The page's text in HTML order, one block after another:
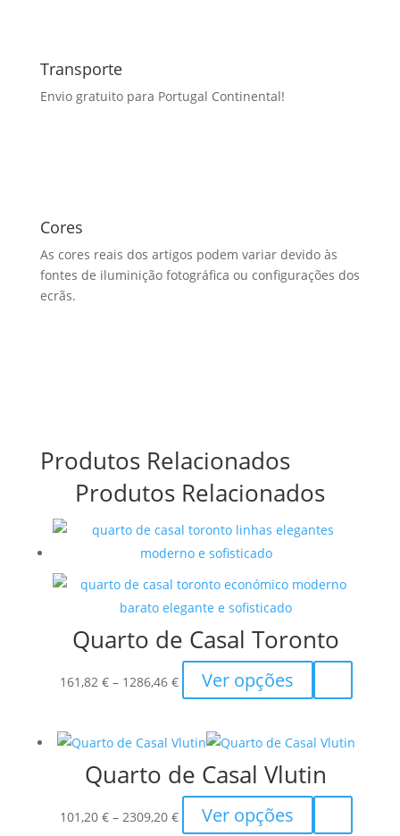
Transporte
Envio gratuito para Portugal Continental!
Cores
As cores reais dos artigos podem variar devido às
fontes de iluminição fotográfica ou configurações dos
ecrãs.
Produtos Relacionados
Produtos Relacionados
Quarto de Casal Toronto
161,82 € – 1286,46 €Price
range:
through
1286,46 €
Ver opções
product
multiple
variants.
The
Quarto de Casal Vlutin
101,20 € – 2309,20 €PriceVer opções